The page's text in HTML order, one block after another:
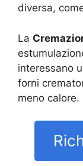
diversa,
La
interessano
forni
meno calore.